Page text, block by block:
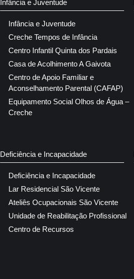
Infância e Juventude
Infância e Juventude
Creche Tempos de Infância
Centro Infantil Quinta dos Pardais
Casa de Acolhimento A Gaivota
Centro de Apoio Familiar e
Aconselhamento Parental (CAFAP)
Equipamento Social Olhos de Água –
Creche
Deficiência e Incapacidade
Deficiência e Incapacidade
Lar Residencial São Vicente
Ateliês Ocupacionais São Vicente
Unidade de Reabilitação Profissional
Centro de Recursos